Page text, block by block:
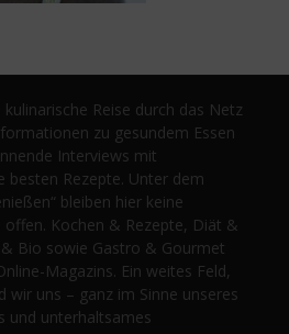
kulinarische Reise durch das Netz
zu gesundem Essen
Interviews mit
besten Rezepte. Unter dem
bleiben hier keine
offen. Kochen & Rezepte, Diät &
Bio sowie Gastro & Gourmet
Magazins. Ein weites Feld,
wir uns – ganz im Sinne unseres
und unterhaltsames